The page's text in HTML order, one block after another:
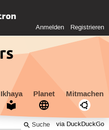
Anmelden Registrieren
Ikhaya Planet Mitmachen
via DuckDuckGo